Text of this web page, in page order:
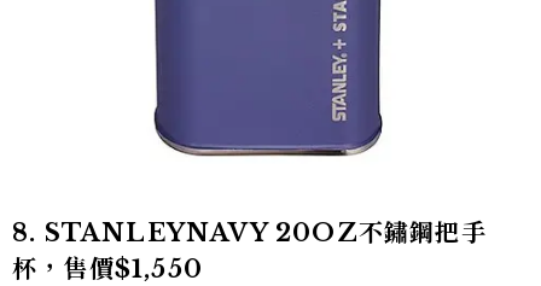
8. STANLEYNAVY 20OZ不鏽鋼把手
杯，售價$1,550